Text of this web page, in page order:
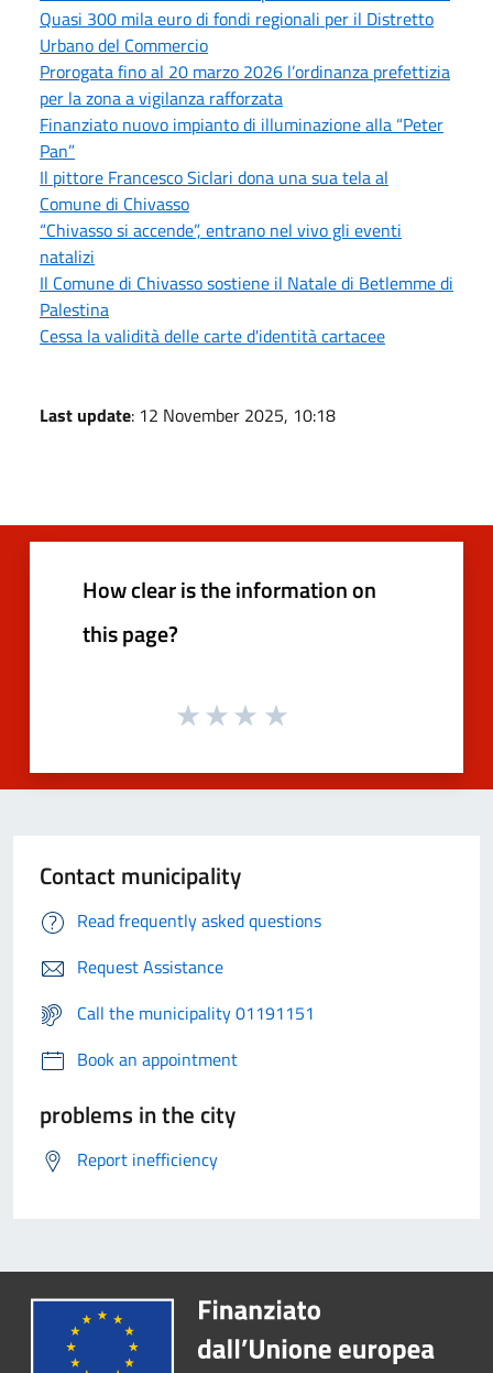
Quasi 300 mila euro di fondi regionali per il Distretto
Urbano del Commercio
Prorogata fino al 20 marzo 2026 l’ordinanza prefettizia
per la zona a vigilanza rafforzata
Finanziato nuovo impianto di illuminazione alla “Peter
Pan”
Il pittore Francesco Siclari dona una sua tela al
Comune di Chivasso
“Chivasso si accende”, entrano nel vivo gli eventi
natalizi
Il Comune di Chivasso sostiene il Natale di Betlemme di
Palestina
Cessa la validità delle carte d'identità cartacee
Last update: 12 November 2025, 10:18
How clear is the information on
this page?
Contact municipality
Read frequently asked questions
Request Assistance
Call the municipality 01191151
Book an appointment
problems in the city
Report inefficiency